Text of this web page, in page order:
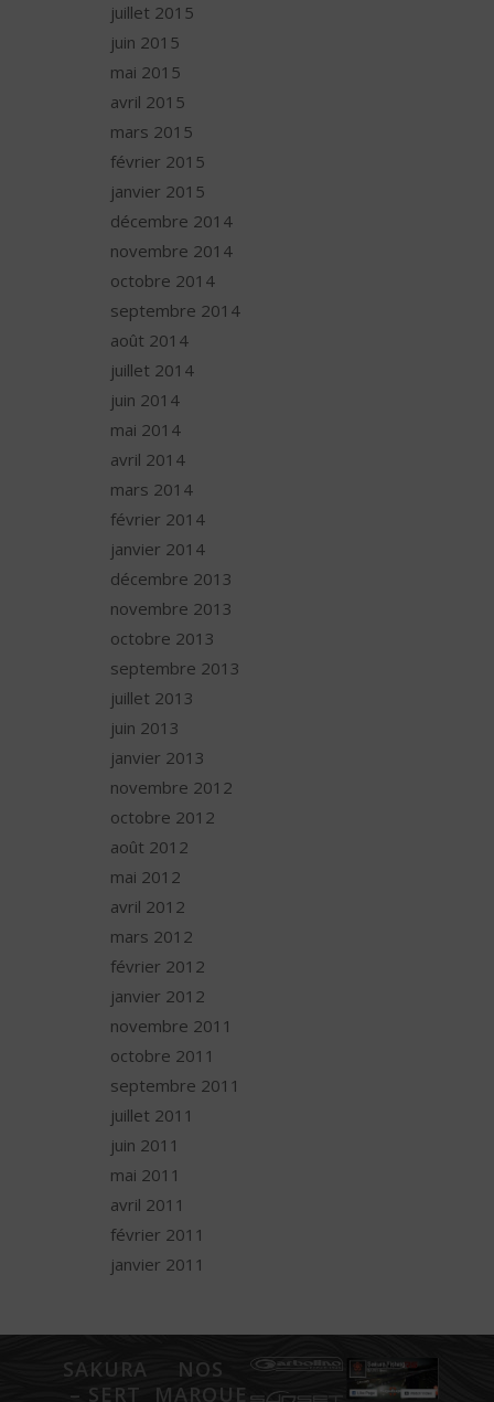
juillet 2015
juin 2015
mai 2015
avril 2015
mars 2015
février 2015
janvier 2015
décembre 2014
novembre 2014
octobre 2014
septembre 2014
août 2014
juillet 2014
juin 2014
mai 2014
avril 2014
mars 2014
février 2014
janvier 2014
décembre 2013
novembre 2013
octobre 2013
septembre 2013
juillet 2013
juin 2013
janvier 2013
novembre 2012
octobre 2012
août 2012
mai 2012
avril 2012
mars 2012
février 2012
janvier 2012
novembre 2011
octobre 2011
septembre 2011
juillet 2011
juin 2011
mai 2011
avril 2011
février 2011
janvier 2011
SAKURA
– SERT
NOS
MARQUES